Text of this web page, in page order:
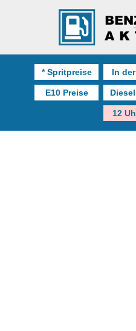
* Spritpreise In
E10 Preise
12